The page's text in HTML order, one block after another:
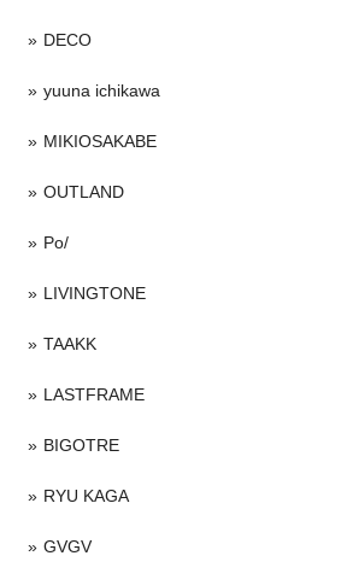
DECO
yuuna ichikawa
MIKIOSAKABE
OUTLAND
Po/
LIVINGTONE
TAAKK
LASTFRAME
BIGOTRE
RYU KAGA
GVGV